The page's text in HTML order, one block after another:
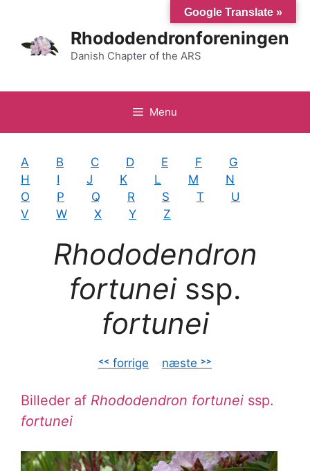
indhold
Rhododendronforeningen
Danish Chapter of the ARS
Menu
A B C D E F
G
H
I J K L M
N
O
P Q R S T
U
V
W X Y Z
Rhododendron
fortuneissp.
fortunei
˂˂ forrige næste ˃˃
Billeder af Rhododendron fortunei ssp.
fortunei
Google Translate »